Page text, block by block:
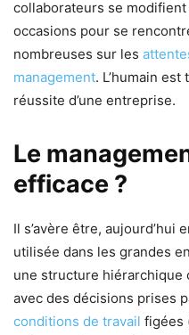
collaborateurs se modifient
occasions pour se
nombreuses sur les
management. L’humain
réussite d’une entreprise.
Le
efficace ?
Il s’avère être, aujourd’hui
utilisée dans les grandes
une structure hiérarchique
avec des décisions prises
conditions de travail figées